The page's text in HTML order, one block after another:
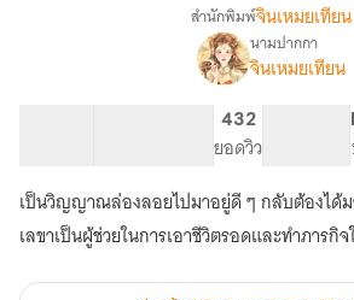
จบ)
เรื่อง(มี
ebook)
ร้าย
ให้
เป็น
สำนักพิมพ์จินเหมยเทียน
นามปากกา
จินเหมยเทียน
432
ยอดวิว
เป็นวิญญาณล่องลอยไปมาอยู่ดี ๆ กลับต้องได้
เลขาเป็นผู้ช่วยในการเอาชีวิตรอดและทำภารกิจ